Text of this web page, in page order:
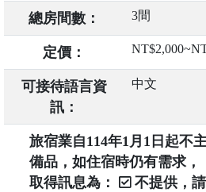
總房間數： 3間
定價：
可接待語言資
訊：
中文
旅宿業自114年1月1日起不
備品，如住宿時仍有需求，
取得訊息為：
不提供，